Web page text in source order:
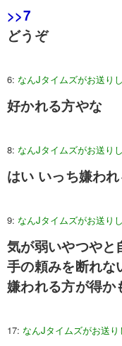
>>7
どうぞ
6: なんJタイムズがお送り
好かれる方やな
8: なんJタイムズがお送り
はい いっち嫌われ
9: なんJタイムズがお送り
気が弱いやつやと
手の頼みを断れな
嫌われる方が得か
17: なんJタイムズがお送り